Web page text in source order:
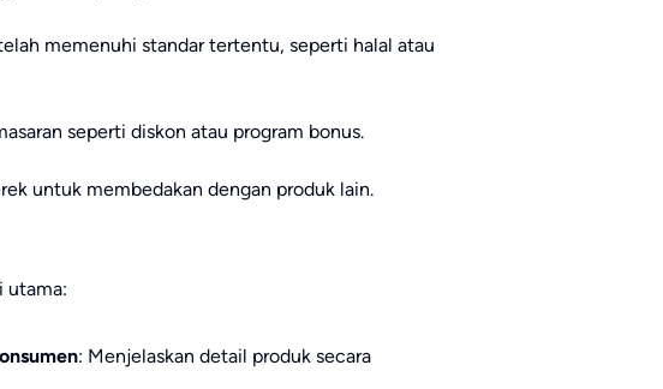
memenuhi standar tertentu, seperti halal atau
seperti diskon atau program bonus.
untuk membedakan dengan produk lain.
utama:
: Menjelaskan detail produk secara